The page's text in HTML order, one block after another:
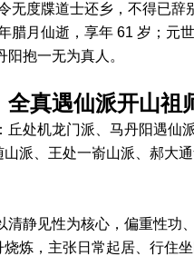
无度牒道士还乡，不得已辞
腊月仙逝，享年 61 岁；元
阳抱一无为真人。
全真遇仙派开山祖
处机龙门派、马丹阳遇仙
派、王处一嵛山派、郝大
静见性为核心，偏重性功
炼，主张日常起居、行住